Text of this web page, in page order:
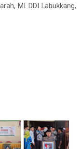
MI DDI Labukkang,